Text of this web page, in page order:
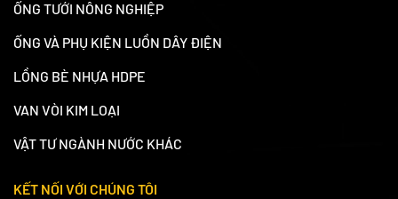
ỐNG TƯỚI NÔNG NGHIỆP
ỐNG VÀ PHỤ KIỆN LUỒN DÂY ĐIỆN
LỒNG BÈ NHỰA HDPE
VAN VÒI KIM LOẠI
VẬT TƯ NGÀNH NƯỚC KHÁC
KẾT NỐI VỚI CHÚNG TÔI